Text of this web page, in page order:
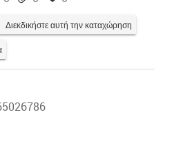
Διεκδικήστε αυτή την καταχώρηση